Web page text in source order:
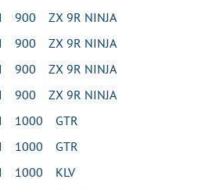
900 ZX 9R NINJA
900 ZX 9R NINJA
900 ZX 9R NINJA
900 ZX 9R NINJA
1000 GTR
1000 GTR
1000 KLV